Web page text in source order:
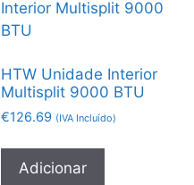
HTW Unidade Interior
Multisplit 9000 BTU
€126.69 (IVA Incluído)
Adicionar